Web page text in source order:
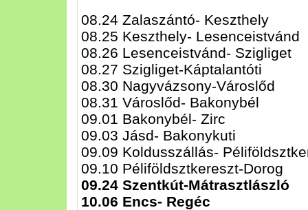
08.24 Zalaszántó- Keszthely
08.25 Keszthely- Lesenceistvánd
08.26 Lesenceistvánd- Szigliget
08.27 Szigliget-Káptalantóti
08.30 Nagyvázsony-Városlőd
08.31 Városlőd- Bakonybél
09.01 Bakonybél- Zirc
09.03 Jásd- Bakonykuti
09.09 Koldusszállás-
09.10 Péliföldsztkereszt-Dorog
09.24 Szentkút-Mátrasztlászló
10.06 Encs- Regéc